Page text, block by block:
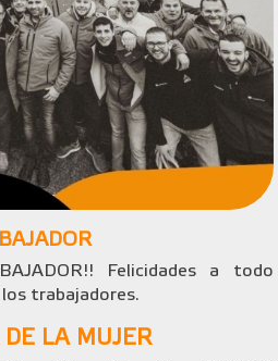
Felicidades a todo
trabajadores.
DE LA MUJER